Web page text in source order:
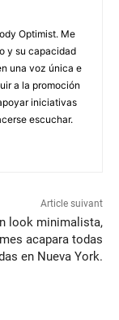
Optimist. Me
y su capacidad
una voz única e
a la promoción
iniciativas
escuchar.
Article suivant
look minimalista,
acapara todas
en Nueva York.